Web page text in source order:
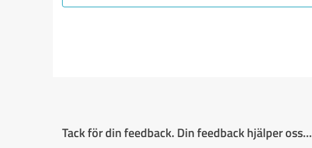
Tack för din feedback. Din feedback hjälper oss...